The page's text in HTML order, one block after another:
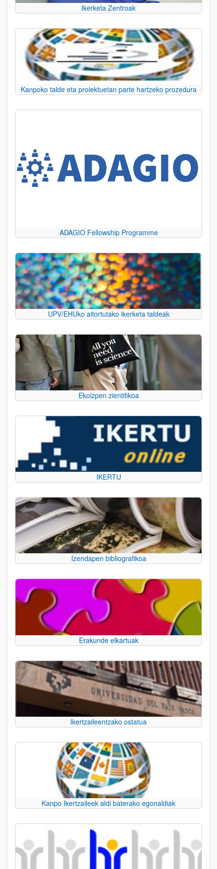
Ikerketa Zentroak
Kanpoko talde eta proiektuetan parte hartzeko prozedura
ADAGIO Fellowship Programme
UPV/EHUko aitortutako ikerketa taldeak
Ekoizpen zientifikoa
IKERTU
Izendapen bibliografikoa
Erakunde elkartuak
Ikertzaileentzako ostatua
Kanpo Ikertzaileek aldi baterako egonaldiak